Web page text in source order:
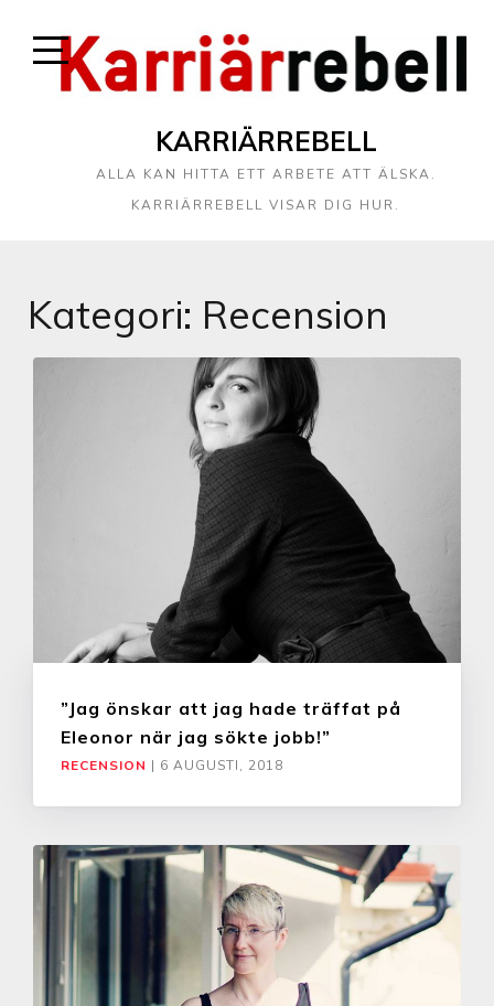
KARRIÄRREBELL
ALLA KAN HITTA ETT ARBETE ATT ÄLSKA.
KARRIÄRREBELL VISAR DIG HUR.
Kategori: Recension
”Jag önskar att jag hade träffat på
Eleonor när jag sökte jobb!”
RECENSION | 6 AUGUSTI, 2018